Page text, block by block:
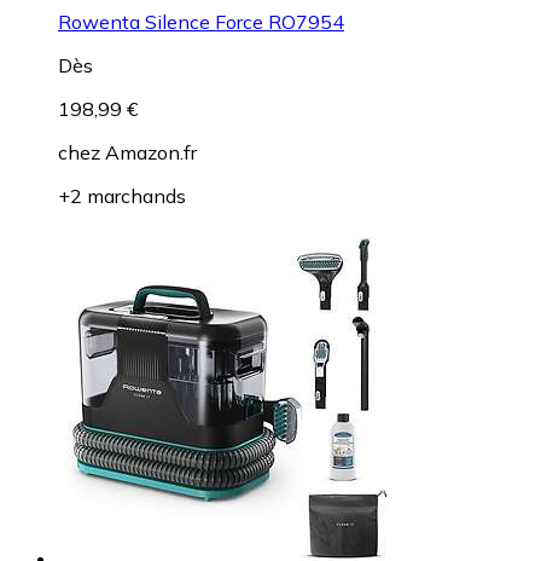
Rowenta Silence Force RO7954
Dès
198,99 €
chez Amazon.fr
+2 marchands